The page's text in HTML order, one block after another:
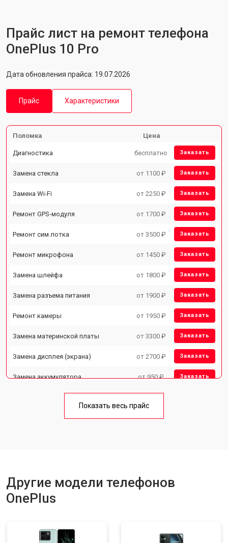
Прайс лист на ремонт телефона
OnePlus 10 Pro
Дата обновления прайса: 19.07.2026
Прайс Характеристики
Поломка Цена
Диагностика бесплатно Заказать
Замена стекла от 1100 ₽ Заказать
Замена Wi-Fi от 2250 ₽ Заказать
Ремонт GPS-модуля от 1700 ₽ Заказать
Ремонт сим лотка от 3500 ₽ Заказать
Ремонт микрофона от 1450 ₽ Заказать
Замена шлейфа от 1800 ₽ Заказать
Замена разъема питания от 1900 ₽ Заказать
Ремонт камеры от 1950 ₽ Заказать
Замена материнской платы от 3300 ₽ Заказать
Замена дисплея (экрана) от 2700 ₽ Заказать
Замена аккумулятора от 950 ₽ Заказать
Ремонт цепи питания от 3200 ₽
Показать весь прайс
Другие модели телефонов
OnePlus